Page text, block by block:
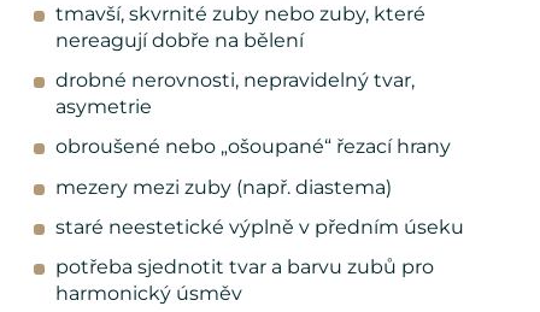
tmavší, skvrnité zuby nebo zuby, které
nereagují dobře na bělení
drobné nerovnosti, nepravidelný tvar,
asymetrie
obroušené nebo „ošoupané“ řezací hrany
mezery mezi zuby (např. diastema)
staré neestetické výplně v předním úseku
potřeba sjednotit tvar a barvu zubů pro
harmonický úsměv